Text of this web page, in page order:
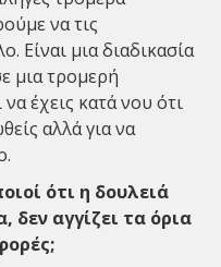
να τις
Είναι μια διαδικασία
μια τρομερή
έχεις κατά νου ότι
αλλά για να
ότι η δουλειά
δεν αγγίζει τα όρια